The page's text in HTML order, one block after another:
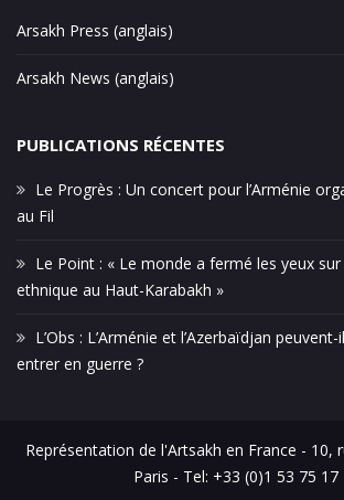
Arsakh Press (anglais)
Arsakh News (anglais)
PUBLICATIONS RÉCENTES
Le Progrès : Un concert pour l’Arménie
au Fil
Le Point : « Le monde a fermé les yeux
ethnique au Haut-Karabakh »
L’Obs : L’Arménie et l’Azerbaïdjan
entrer en guerre ?
Représentation de l'Artsakh en France - 10,
Paris - Tel: +33 (0)1 53 75 17